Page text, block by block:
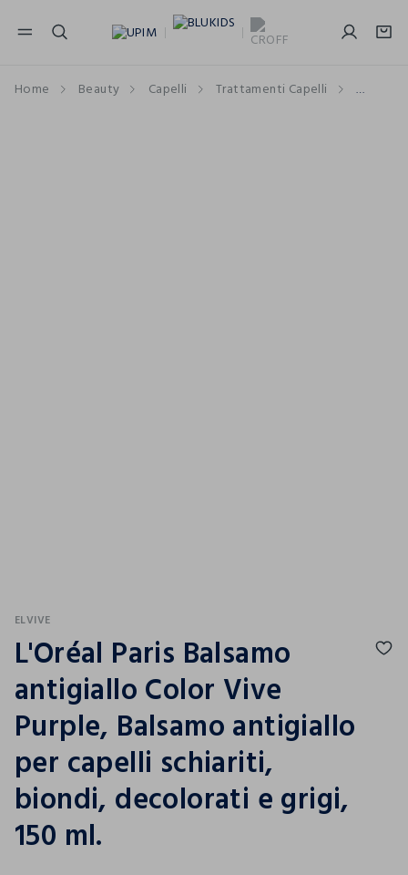
NAVIGATION.ARIA.GOTOMAINCONTENT
Home Beauty Capelli Trattamenti Capelli Balsami
ELVIVE
L'Oréal Paris Balsamo
antigiallo Color Vive
Purple, Balsamo antigiallo
per capelli schiariti,
biondi, decolorati e grigi,
150 ml.